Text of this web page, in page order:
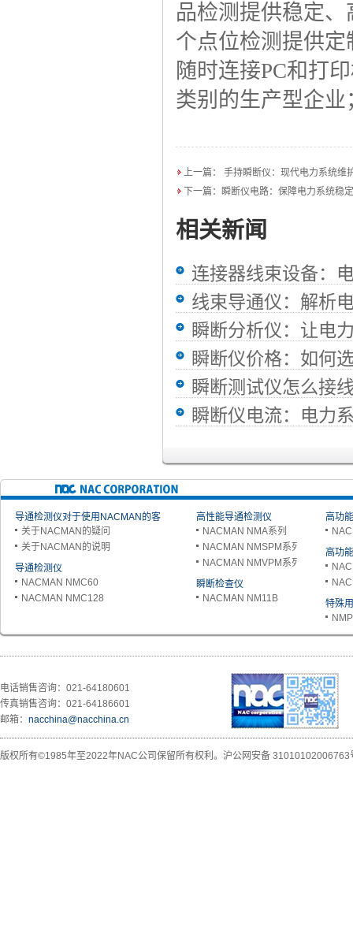
品检测提供稳定
个点位检测提供
随时连接PC和打
类别的生产型企
上一篇： 手持瞬断仪：现代电力系统维
下一篇： 瞬断仪电路：保障电力系统稳
相关新闻
连接器线束设备：
线束导通仪：解析
瞬断分析仪：让电
瞬断仪价格：如何
瞬断测试仪怎么接
瞬断仪电流：电力
导通检测仪对于使用NACMAN的客
户关于NACMAN的疑问
关于NACMAN的说明
导通检测仪
NACMAN NMC60
NACMAN NMC128
高性能导通检测仪
NACMAN NMA系列
NACMAN NMSPM系列
NACMAN NMVPM系列
瞬断检查仪
NACMAN NM11B
高功
高功
特殊
电话销售咨询：021-64180601
传真销售咨询：021-64186601
邮箱： nacchina@nacchina.cn
版权所有©1985年至2022年NAC公司保留所有权利。 沪公网安备 31010102006763